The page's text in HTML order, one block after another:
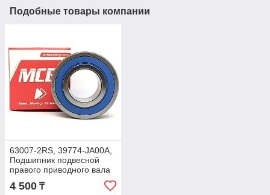
Подобные товары компании
63007-2RS, 39774-JA00A,
Подшипник подвесной
правого приводного вала
NISSAN QASHQAI V-2.0
2008, 35-62-20,MCB
4 500 ₸